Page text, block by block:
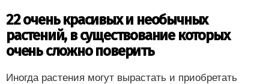
22 очень красивых и необычных
растений, в существование которых
очень сложно поверить
Иногда растения могут вырастать и приобретать